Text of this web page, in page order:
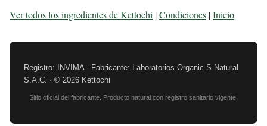
Ver todos los ingredientes de Kettochi |Condiciones |Inicio
Registro: INVIMA · Fabricante: Laboratorios Organic S Natural
S.A.C. · © 2026 Kettochi
Sitio oficial del fabricante. Producto natural con registro sanitario vigente.